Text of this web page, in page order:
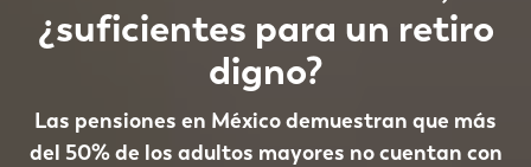
¿suficientes para un retiro
digno?
Las pensiones en México demuestran que más
del 50% de los adultos mayores no cuentan con